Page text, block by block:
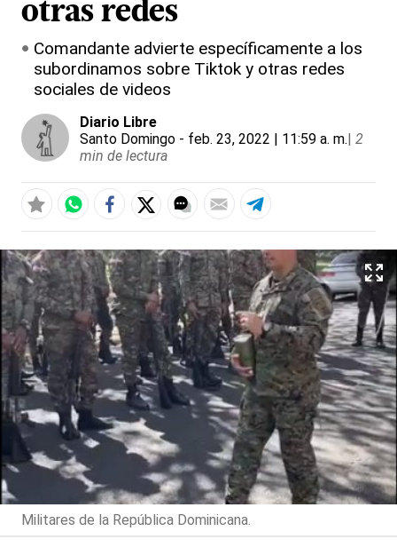
otras redes
Comandante advierte específicamente a los
subordinamos sobre Tiktok y otras redes
sociales de videos
Diario Libre
Santo Domingo - feb. 23, 2022 | 11:59 a. m.| 2
min de lectura
Militares de la República Dominicana.